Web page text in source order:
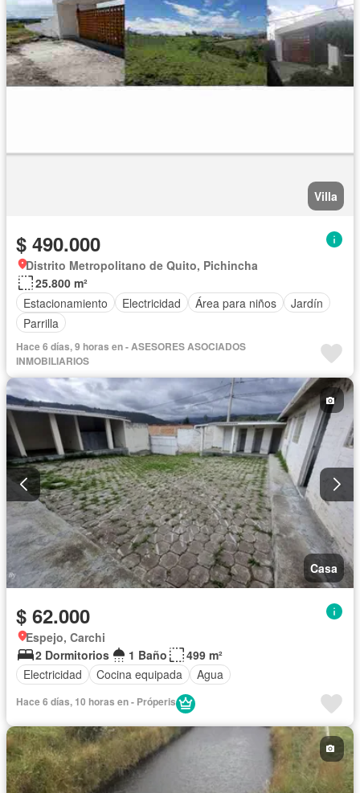
Villa
$ 490.000
Distrito Metropolitano de Quito, Pichincha
25.800 m²
Estacionamiento
Electricidad Área para niños
Jardín
Parrilla
Hace 6 días, 9 horas en - ASESORES ASOCIADOS
INMOBILIARIOS
Casa
$ 62.000
Espejo, Carchi
2 Dormitorios
1 Baño
499 m²
Electricidad
Cocina equipada Agua
Hace 6 días, 10 horas en - Próperis